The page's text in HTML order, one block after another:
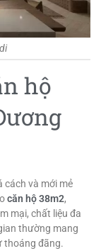
hộ
cách và mới mẻ
căn hộ 38m2,
mại, chất liệu đa
thường mang
thoáng đãng.